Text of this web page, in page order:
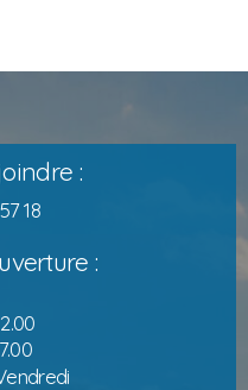
:
18
: